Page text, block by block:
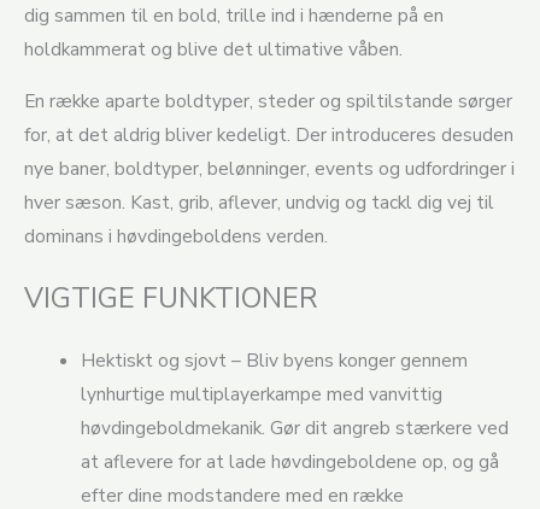
dig sammen til en bold, trille ind i hænderne på en
holdkammerat og blive det ultimative våben.
En række aparte boldtyper, steder og spiltilstande sørger
for, at det aldrig bliver kedeligt. Der introduceres desuden
nye baner, boldtyper, belønninger, events og udfordringer i
hver sæson. Kast, grib, aflever, undvig og tackl dig vej til
dominans i høvdingeboldens verden.
VIGTIGE FUNKTIONER
Hektiskt og sjovt – Bliv byens konger gennem
lynhurtige multiplayerkampe med vanvittig
høvdingeboldmekanik. Gør dit angreb stærkere ved
at aflevere for at lade høvdingeboldene op, og gå
efter dine modstandere med en række